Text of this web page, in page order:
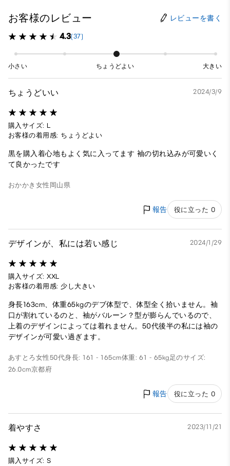
お客様のレビュー レビューを書く
4.3(37)
小さい ちょうどよい 大きい
ちょうどいい 2024/3/9
購入サイズ: L
お客様の着用感: ちょうどよい
黒を購入着心地もよく気に入ってます 袖の切れ込みが可愛いく
て良かったです
おかかき 女性 岡山県
報告 役に立った 0
デザインが、私には若い感じ 2024/1/29
購入サイズ: XXL
お客様の着用感: 少し大きい
身長163cm、体重65kgのデブ体型で、体型全く拾いません。袖
口が割れているのと、袖がバルーン？型が膨らんでいるので、
上着のデザインによっては着れません。50代後半の私には袖の
デザインが可愛い過ぎます。
あすとろ 女性50代身長: 161 - 165cm体重: 61 - 65kg足のサイズ:
26.0cm京都府
報告 役に立った 0
着やすさ 2023/11/21
購入サイズ: S